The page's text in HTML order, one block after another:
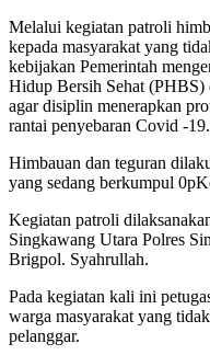
Melalui kegiatan patroli
kepada masyarakat yang
kebijakan Pemerintah
Hidup Bersih Sehat (PHBS)
agar disiplin menerapkan
rantai penyebaran Covid -19.
Himbauan dan teguran
yang sedang berkumpul
Kegiatan patroli
Singkawang Utara Polres
Brigpol. Syahrullah.
Pada kegiatan kali ini
warga masyarakat yang
pelanggar.